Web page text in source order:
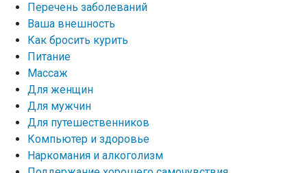
Перечень заболеваний
Ваша внешность
Как бросить курить
Питание
Массаж
Для женщин
Для мужчин
Для путешественников
Компьютер и здоровье
Наркомания и алкоголизм